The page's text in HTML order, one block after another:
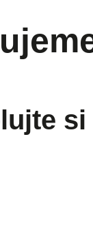
si